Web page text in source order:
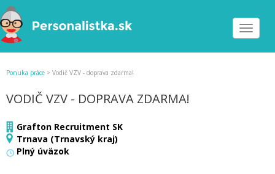
Toggle
Ponuka práce > Vodič VZV - doprava zdarma!
VODIČ VZV - DOPRAVA ZDARMA!
Grafton Recruitment SK
Trnava (Trnavský kraj)
Plný úväzok